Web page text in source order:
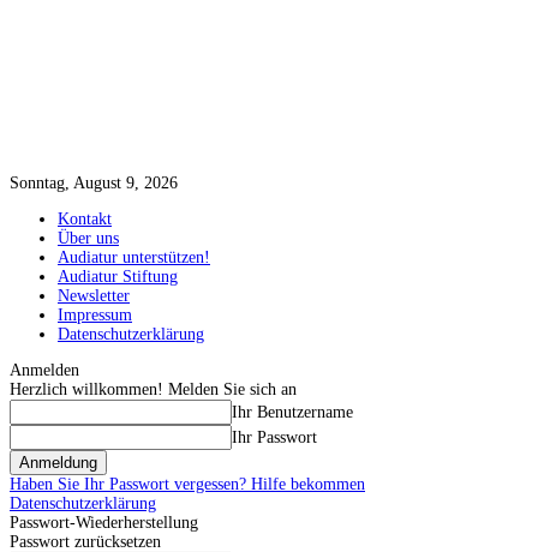
Sonntag, August 9, 2026
Kontakt
Über uns
Audiatur unterstützen!
Audiatur Stiftung
Newsletter
Impressum
Datenschutzerklärung
Anmelden
Herzlich willkommen! Melden Sie sich an
Ihr Benutzername
Ihr Passwort
Haben Sie Ihr Passwort vergessen? Hilfe bekommen
Datenschutzerklärung
Passwort-Wiederherstellung
Passwort zurücksetzen